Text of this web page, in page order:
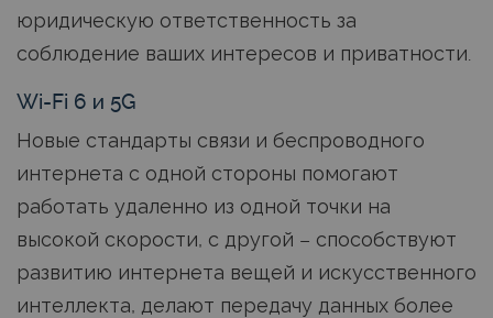
юридическую ответственность за
соблюдение ваших интересов и приватности.
Wi-Fi 6 и 5G
Новые стандарты связи и беспроводного
интернета с одной стороны помогают
работать удаленно из одной точки на
высокой скорости, с другой – способствуют
развитию интернета вещей и искусственного
интеллекта, делают передачу данных более